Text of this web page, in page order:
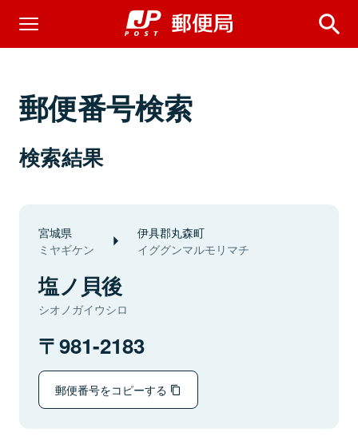
郵便番号検索
検索結果
宮城県
ミヤギケン
伊具郡丸森町
イググンマルモリマチ
塩ノ貝後
シオノガイウシロ
981-2183
郵便番号をコピーする